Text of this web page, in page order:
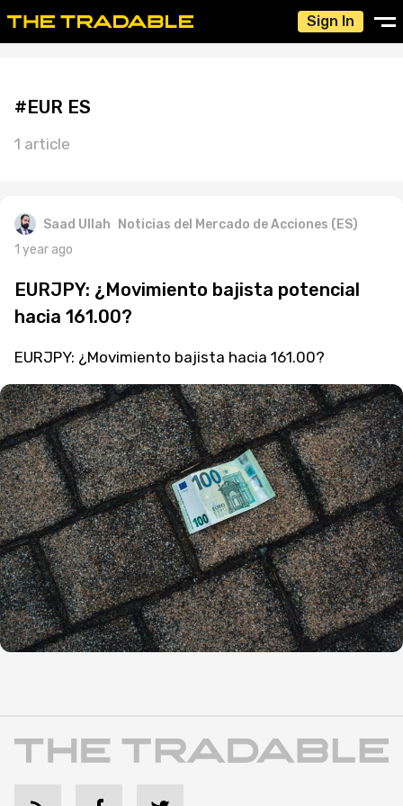
Sign In
#EUR ES
1 article
Saad Ullah
Noticias del Mercado de Acciones (ES)
1 year ago
EURJPY: ¿Movimiento bajista potencial
hacia 161.00?
EURJPY: ¿Movimiento bajista hacia 161.00?